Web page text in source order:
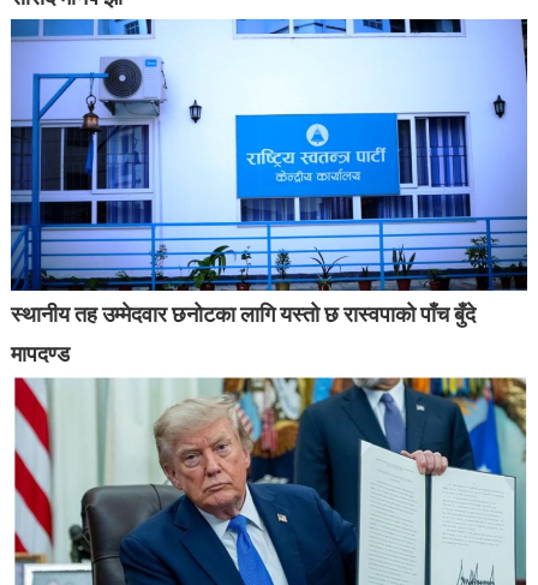
स्थानीय तह उम्मेदवार छनोटका लागि यस्तो छ रास्वपाको पाँच बुँदे
मापदण्ड